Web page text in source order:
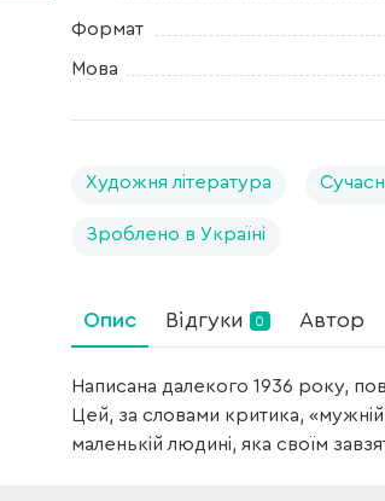
Формат
Мова
Художня література
Зроблено в Україні
Опис Відгуки 0 Автор
Написана далекого 1936 року,
Цей, за словами критика,
маленькій людині, яка своїм